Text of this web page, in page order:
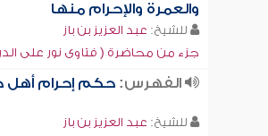
والعمرة والإحرام منها
للشيخ: عبد العزيز بن باز
جزء من محاضرة ( فتاوى نور على الدرب
الفهرس:حكم إحرام أهل
للشيخ: عبد العزيز بن باز